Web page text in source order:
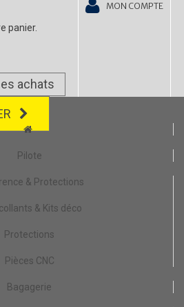
panier.
achats
MON COMPTE
Pilote
& Protections
& Kits déco
Protections
Pièces CNC
Bagagerie